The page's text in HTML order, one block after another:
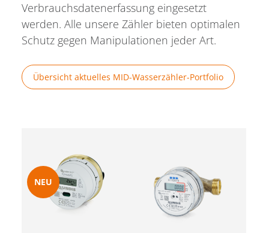
Verbrauchsdatenerfassung eingesetzt
werden. Alle unsere Zähler bieten optimalen
Schutz gegen Manipulationen jeder Art.
Übersicht aktuelles MID-Wasserzähler-Portfolio
NEU